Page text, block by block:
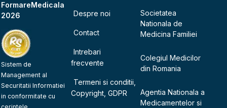
FormareMedicala
2026
Sistem de
Management al
Securitatii Informatiei
in conformitate cu
Despre noi
Contact
Intrebari
frecvente
Termeni si conditii,
Copyright, GDPR
Societatea
Nationala de
Medicina Familiei
Colegiul Medicilor
din Romania
Agentia Nationala a
Medicamentelor si